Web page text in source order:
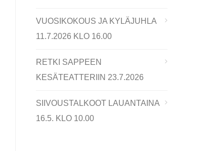
VUOSIKOKOUS JA KYLÄJUHLA
11.7.2026 KLO 16.00
RETKI SAPPEEN
KESÄTEATTERIIN 23.7.2026
SIIVOUSTALKOOT LAUANTAINA
16.5. KLO 10.00